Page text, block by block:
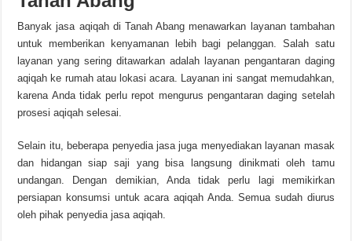
Banyak jasa aqiqah di Tanah Abang menawarkan layanan tambahan
untuk memberikan kenyamanan lebih bagi pelanggan. Salah satu
layanan yang sering ditawarkan adalah layanan pengantaran daging
aqiqah ke rumah atau lokasi acara. Layanan ini sangat memudahkan,
karena Anda tidak perlu repot mengurus pengantaran daging setelah
prosesi aqiqah selesai.
Selain itu, beberapa penyedia jasa juga menyediakan layanan masak
dan hidangan siap saji yang bisa langsung dinikmati oleh tamu
undangan. Dengan demikian, Anda tidak perlu lagi memikirkan
persiapan konsumsi untuk acara aqiqah Anda. Semua sudah diurus
oleh pihak penyedia jasa aqiqah.